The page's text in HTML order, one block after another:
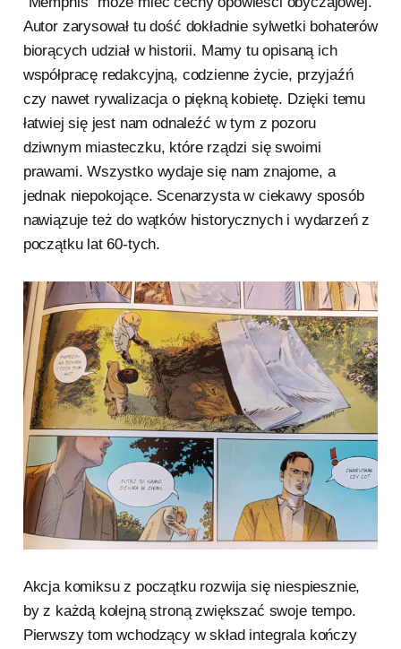
Autor zarysował tu dość dokładnie sylwetki bohaterów
biorących udział w historii. Mamy tu opisaną ich
współpracę redakcyjną, codzienne życie, przyjaźń
czy nawet rywalizacja o piękną kobietę. Dzięki temu
łatwiej się jest nam odnaleźć w tym z pozoru
dziwnym miasteczku, które rządzi się swoimi
prawami. Wszystko wydaje się nam znajome, a
jednak niepokojące. Scenarzysta w ciekawy sposób
nawiązuje też do wątków historycznych i wydarzeń z
początku lat 60-tych.
Akcja komiksu z początku rozwija się niespiesznie,
by z każdą kolejną stroną zwiększać swoje tempo.
Pierwszy tom wchodzący w skład integrala kończy